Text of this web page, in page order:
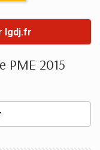
lgdj.fr
PME 2015